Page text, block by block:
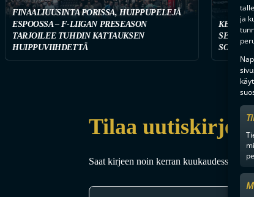
ja
FINAALIUUSINTA PORISSA, HUIPPUPELEJÄ
ESPOOSSA – F-LIIGAN PRESEASON
TARJOILEE TUHDIN KATTAUKSEN
HUIPPUVIIHDETTÄ
KETKÄ
SEURAA
Tilaa uutiskirje
Saat kirjeen noin kerran kuukaudessa F-